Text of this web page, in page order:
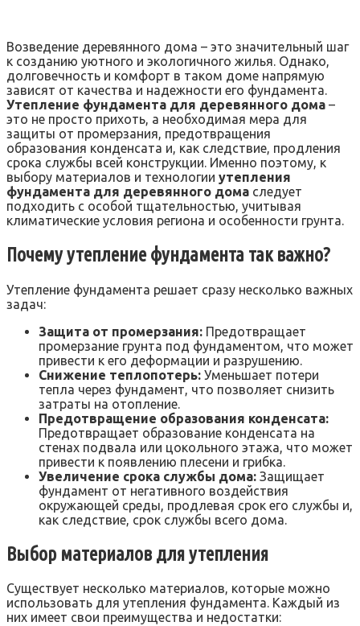
Возведение деревянного дома – это значительный шаг
к созданию уютного и экологичного жилья. Однако,
долговечность и комфорт в таком доме напрямую
зависят от качества и надежности его фундамента.
Утепление фундамента для деревянного дома –
это не просто прихоть, а необходимая мера для
защиты от промерзания, предотвращения
образования конденсата и, как следствие, продления
срока службы всей конструкции. Именно поэтому, к
выбору материалов и технологии утепления
фундамента для деревянного дома следует
подходить с особой тщательностью, учитывая
климатические условия региона и особенности грунта.
Почему утепление фундамента так важно?
Утепление фундамента решает сразу несколько важных
задач:
Защита от промерзания: Предотвращает
промерзание грунта под фундаментом, что может
привести к его деформации и разрушению.
Снижение теплопотерь: Уменьшает потери
тепла через фундамент, что позволяет снизить
затраты на отопление.
Предотвращение образования конденсата:
Предотвращает образование конденсата на
стенах подвала или цокольного этажа, что может
привести к появлению плесени и грибка.
Увеличение срока службы дома: Защищает
фундамент от негативного воздействия
окружающей среды, продлевая срок его службы и,
как следствие, срок службы всего дома.
Выбор материалов для утепления
Существует несколько материалов, которые можно
использовать для утепления фундамента. Каждый из
них имеет свои преимущества и недостатки: